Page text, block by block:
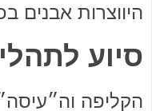
היווצרות אבנים
סיוע
הקליפה